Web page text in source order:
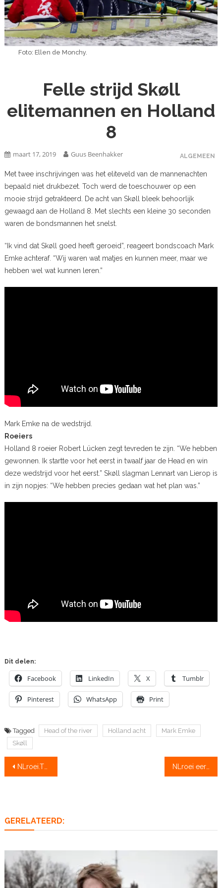
Foto: Ellen de Monchy.
Felle strijd Skøll
elitemannen en Holland
8
ALGEMEEN
maart 17, 2019 Guus Beenhakker
Met twee inschrijvingen was het eliteveld van de mannenachten
bepaald niet drukbezet. Toch werd de toeschouwer op een
mooie strijd getrakteerd. De acht van Skøll bleek behoorlijk
gewaagd aan de Holland 8. Met slechts een kleine 30 seconden
waren de bondsmannen het snelst.
“Ik vind dat Skøll goed heeft geroeid”, reageert bondscoach Mark
Emke achteraf. “Wij waren wat matjes en kunnen meer, maar we
hebben wel wat kunnen leren.”
Mark Emke na de wedstrijd.
Roeiers
Holland 8 roeier Robert Lücken zegt tevreden te zijn. “We hebben
gewonnen. Ik startte voor het eerst in twaalf jaar de Head en win
deze wedstrijd voor het eerst.” Skøll slagman Lennart van Lierop is
in zijn nopjes: “We hebben precies gedaan wat het plan was.”
Dit delen:
Facebook LinkedIn X Tumblr
Pinterest WhatsApp Print
Tagged Head of the river Holland acht
Mark Emke
Skøll
Bericht
NLroei.TV Stuurman De Rooij (Nereus): ‘bochten afsnijden helpt’ NLroei eerstejaars: ‘Onze stuurman maakte de wedstrijd’
GERELATEERD: